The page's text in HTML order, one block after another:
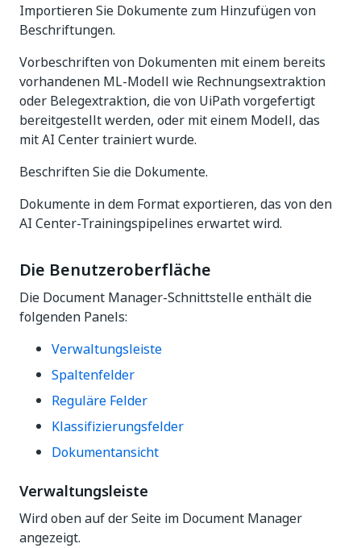
Importieren Sie Dokumente zum Hinzufügen von
Beschriftungen.
Vorbeschriften von Dokumenten mit einem bereits
vorhandenen ML-Modell wie Rechnungsextraktion
oder Belegextraktion, die von UiPath vorgefertigt
bereitgestellt werden, oder mit einem Modell, das
mit AI Center trainiert wurde.
Beschriften Sie die Dokumente.
Dokumente in dem Format exportieren, das von den
AI Center-Trainingspipelines erwartet wird.
Die Benutzeroberfläche
Die Document Manager-Schnittstelle enthält die
folgenden Panels:
Verwaltungsleiste
Spaltenfelder
Reguläre Felder
Klassifizierungsfelder
Dokumentansicht
Verwaltungsleiste
Wird oben auf der Seite im Document Manager
angezeigt.